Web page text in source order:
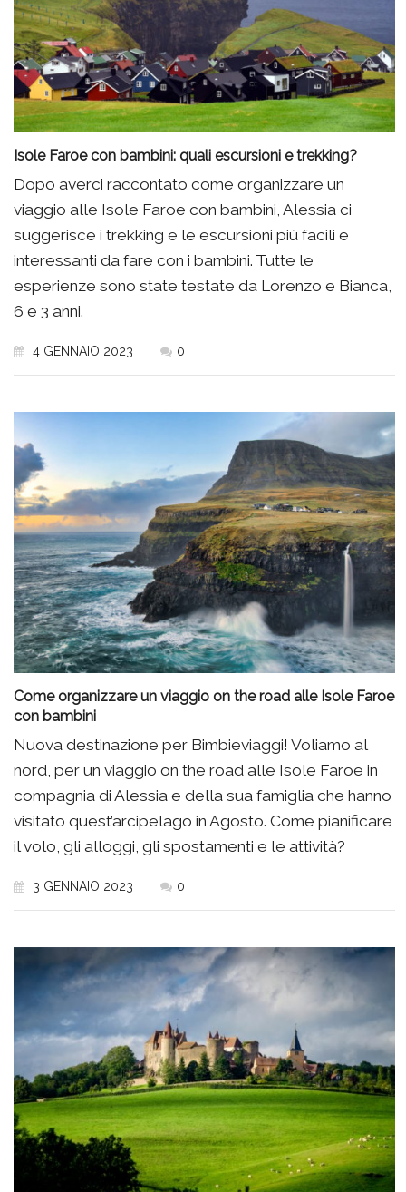
Isole Faroe con bambini: quali escursioni e trekking?
Dopo averci raccontato come organizzare un
viaggio alle Isole Faroe con bambini, Alessia ci
suggerisce i trekking e le escursioni più facili e
interessanti da fare con i bambini. Tutte le
esperienze sono state testate da Lorenzo e Bianca,
6 e 3 anni.
4 GENNAIO 2023 0
Come organizzare un viaggio on the road alle Isole Faroe
con bambini
Nuova destinazione per Bimbieviaggi! Voliamo al
nord, per un viaggio on the road alle Isole Faroe in
compagnia di Alessia e della sua famiglia che hanno
visitato quest’arcipelago in Agosto. Come pianificare
il volo, gli alloggi, gli spostamenti e le attività?
3 GENNAIO 2023 0